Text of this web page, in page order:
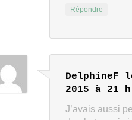
Répondre
DelphineF
2015 à 21
J’avais aussi